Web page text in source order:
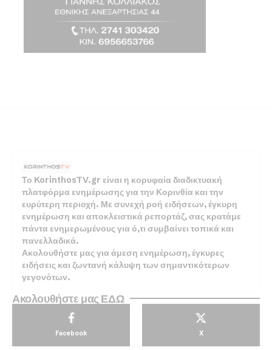
Το KorinthosTV.gr είναι η κορυφαία διαδικτυακή
πλατφόρμα ενημέρωσης για την Κορινθία και την
ευρύτερη περιοχή. Με συνεχή ροή ειδήσεων, έγκυρη
ενημέρωση και αποκλειστικά ρεπορτάζ, σας κρατάμε
πάντα ενημερωμένους για ό,τι συμβαίνει τοπικά και
πανελλαδικά.
Ακολουθήστε μας για άμεση ενημέρωση, έγκυρες
ειδήσεις και ζωντανή κάλυψη των σημαντικότερων
γεγονότων.
Ακολουθήστε μας ΕΔΩ
Facebook X